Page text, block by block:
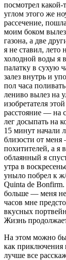
посмотрел какой-
углом этого же
рассечение,
моим боком
газона, а две
я не ставил,
холодной воды я
палатку в сухую
залез внутрь и
пол часа
лениво вылез на
изобретателя
расстояние — на
лег досыпать на
15 минут начали
близости от меня
похитителей, а я
облаянный я
утра в
уныло побрел к
Quinta de Bonfirm.
больше — меня не
часов мне
вкусных
Жизнь
На этом можно
как приключения
лучше все